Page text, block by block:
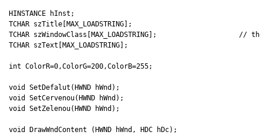
HINSTANCE hInst;								// current instance
TCHAR szTitle[MAX_LOADSTRING];					// The title bar text
TCHAR szWindowClass[MAX_LOADSTRING];			// the main window class name
TCHAR szText[MAX_LOADSTRING];
int ColorR=0,ColorG=200,ColorB=255;
void SetDefalut(HWND hWnd);
void SetCervenou(HWND hWnd);
void SetZelenou(HWND hWnd);
void DrawWndContent (HWND hWnd, HDC hDc);